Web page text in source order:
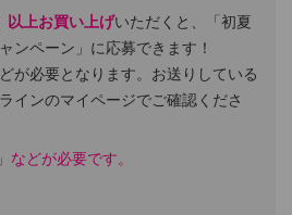
以上お買い上げいただくと、「初夏
ンペーン」に応募できます！
が必要となります。お送りしている
インのマイページでご確認くださ
などが必要です。